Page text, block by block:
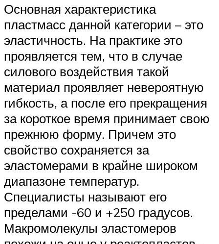
Основная характеристика
пластмасс данной категории – это
эластичность. На практике это
проявляется тем, что в случае
силового воздействия такой
материал проявляет невероятную
гибкость, а после его прекращения
за короткое время принимает свою
прежнюю форму. Причем это
свойство сохраняется за
эластомерами в крайне широком
диапазоне температур.
Специалисты называют его
пределами -60 и +250 градусов.
Макромолекулы эластомеров